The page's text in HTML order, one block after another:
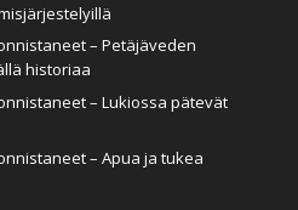
– Petäjäveden
historiaa
– Lukiossa pätevät
– Apua ja tukea